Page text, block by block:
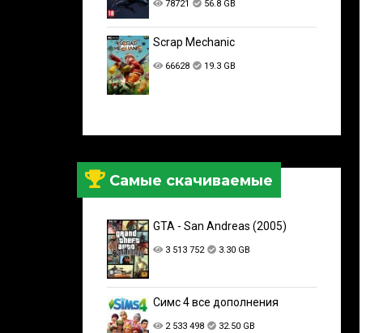
78721 56.8 GB
Scrap Mechanic
66628 19.3 GB
Самые скачиваемые
GTA - San Andreas (2005)
3 513 752 3.30 GB
Симс 4 все дополнения
2 533 498 32.50 GB